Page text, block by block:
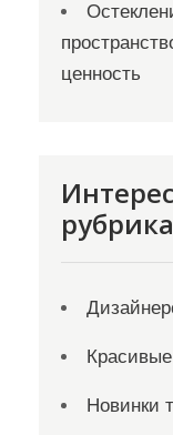
ценность
Новинки